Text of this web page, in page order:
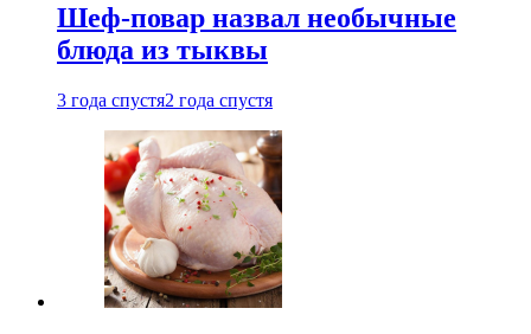
Шеф-повар назвал необычные
блюда из тыквы
3 года спустя2 года спустя